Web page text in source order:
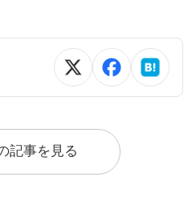
記事を見る